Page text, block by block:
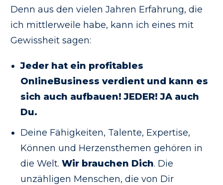
Denn aus den vielen Jahren Erfahrung, die
ich mittlerweile habe, kann ich eines mit
Gewissheit sagen:
Jeder hat ein profitables
OnlineBusiness verdient und kann es
sich auch aufbauen! JEDER! JA auch
Du.
Deine Fähigkeiten, Talente, Expertise,
Können und Herzensthemen gehören in
die Welt. Wir brauchen Dich. Die
unzähligen Menschen, die von Dir